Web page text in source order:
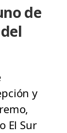
de
y
El Sur